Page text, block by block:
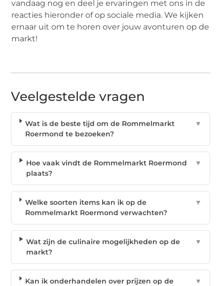
vandaag nog en deel je ervaringen met ons in de
reacties hieronder of op sociale media. We kijken
ernaar uit om te horen over jouw avonturen op de
markt!
Veelgestelde vragen
Wat is de beste tijd om de Rommelmarkt
Roermond te bezoeken?
▼
Hoe vaak vindt de Rommelmarkt Roermond
plaats?
▼
Welke soorten items kan ik op de
Rommelmarkt Roermond verwachten?
▼
Wat zijn de culinaire mogelijkheden op de
markt?
▼
Kan ik onderhandelen over prijzen op de
▼